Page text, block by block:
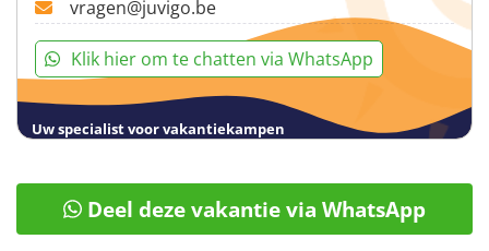
16
17
18
vragen@juvigo.be
Klik hier om te chatten via WhatsApp
Uw specialist voor vakantiekampen
Deel deze vakantie via WhatsApp